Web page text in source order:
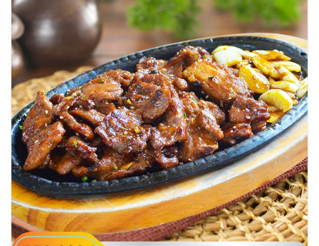
? 110K – Súp đậu hũ chay Hàn Quốc
? 110K – Súp rong biển chay Hàn Quốc
? 110K – Miến xào chay Hàn Quốc
? 130K – Cơm trộn chay Hàn Quốc